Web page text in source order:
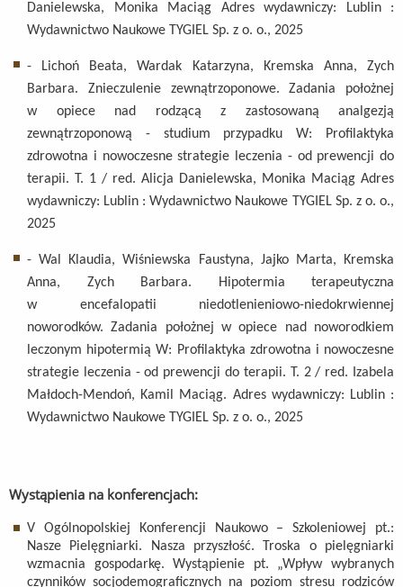
Danielewska, Monika Maciąg Adres wydawniczy: Lublin :
Wydawnictwo Naukowe TYGIEL Sp. z o. o., 2025
- Lichoń Beata, Wardak Katarzyna, Kremska Anna, Zych
Barbara. Znieczulenie zewnątrzoponowe. Zadania położnej
w opiece nad rodzącą z zastosowaną analgezją
zewnątrzoponową - studium przypadku W: Profilaktyka
zdrowotna i nowoczesne strategie leczenia - od prewencji do
terapii. T. 1 / red. Alicja Danielewska, Monika Maciąg Adres
wydawniczy: Lublin : Wydawnictwo Naukowe TYGIEL Sp. z o. o.,
2025
- Wal Klaudia, Wiśniewska Faustyna, Jajko Marta, Kremska
Anna, Zych Barbara. Hipotermia terapeutyczna
w encefalopatii niedotlenieniowo-niedokrwiennej
noworodków. Zadania położnej w opiece nad noworodkiem
leczonym hipotermią W: Profilaktyka zdrowotna i nowoczesne
strategie leczenia - od prewencji do terapii. T. 2 / red. Izabela
Małdoch-Mendoń, Kamil Maciąg. Adres wydawniczy: Lublin :
Wydawnictwo Naukowe TYGIEL Sp. z o. o., 2025
Wystąpienia na konferencjach:
V Ogólnopolskiej Konferencji Naukowo – Szkoleniowej pt.:
Nasze Pielęgniarki. Nasza przyszłość. Troska o pielęgniarki
wzmacnia gospodarkę. Wystąpienie pt. „Wpływ wybranych
czynników socjodemograficznych na poziom stresu rodziców